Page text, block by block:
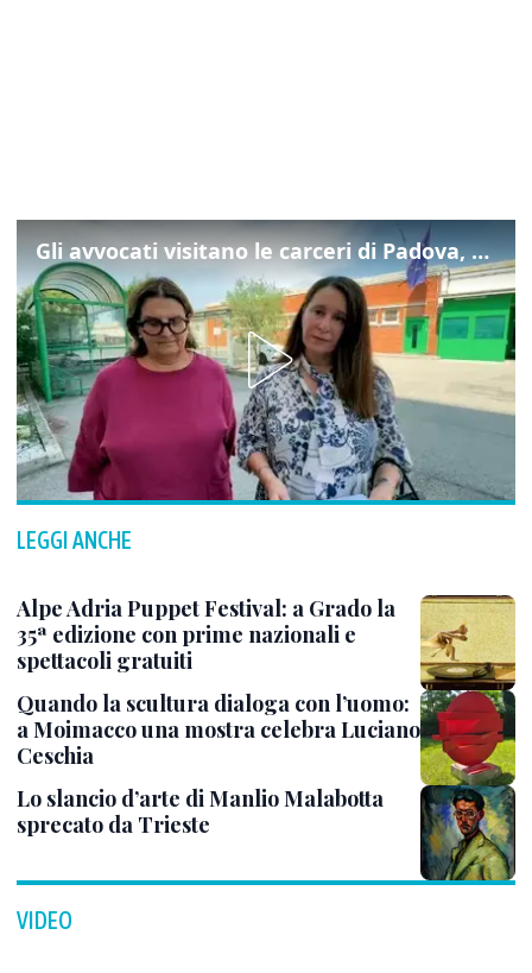
Gli avvocati visitano le carceri di Padova, ecco cosa hanno trovato
LEGGI ANCHE
Alpe Adria Puppet Festival: a Grado la
35ª edizione con prime nazionali e
spettacoli gratuiti
Quando la scultura dialoga con l’uomo:
a Moimacco una mostra celebra Luciano
Ceschia
Lo slancio d’arte di Manlio Malabotta
sprecato da Trieste
VIDEO